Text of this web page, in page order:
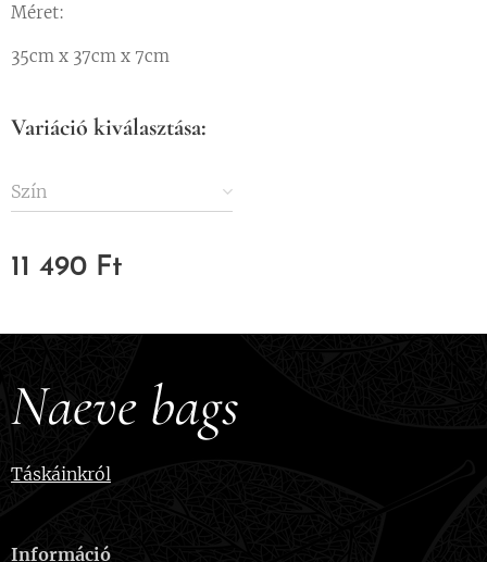
Méret:
35cm x 37cm x 7cm
Variáció kiválasztása:
Szín
11 490 Ft
Naeve bags
Táskáinkról
Információ